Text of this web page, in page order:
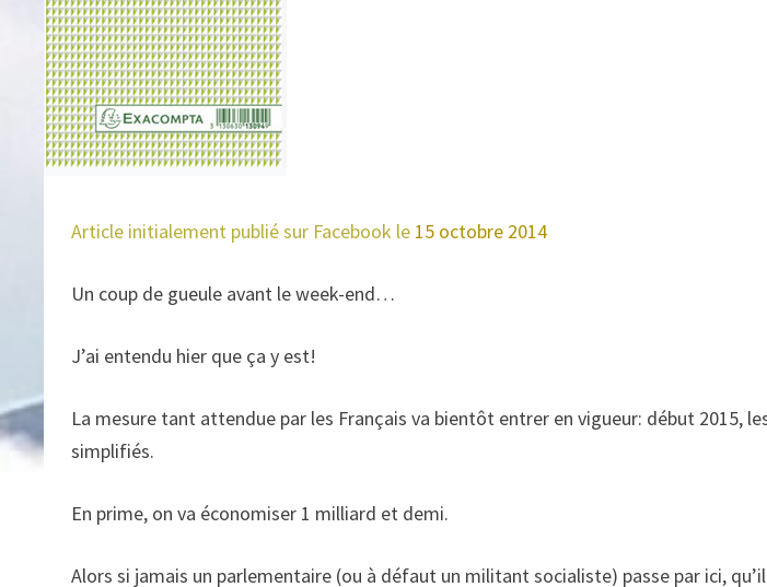
Article initialement publié sur Facebook le 15 octobre 2014
Un coup de gueule avant le week-end…
J’ai entendu hier que ça y est!
La mesure tant attendue par les Français va bientôt entrer en vigueur: début 2015,
simplifiés.
En prime, on va économiser 1 milliard et demi.
Alors si jamais un parlementaire (ou à défaut un militant socialiste) passe par ici,